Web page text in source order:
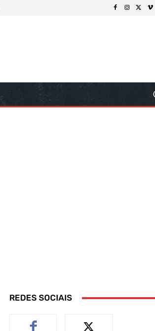
REDES SOCIAIS